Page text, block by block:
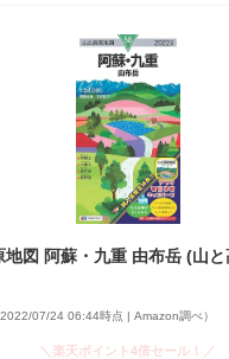
地図 阿蘇・九重 由布岳 (山と
2022/07/24 06:44時点 | Amazon調べ）
＼楽天ポイント4倍セール！／